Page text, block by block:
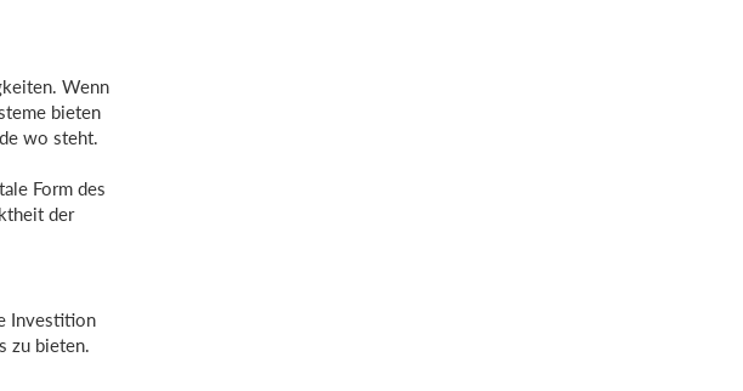
Wenn
bieten
wo steht.
Form des
der
Investition
zu bieten.